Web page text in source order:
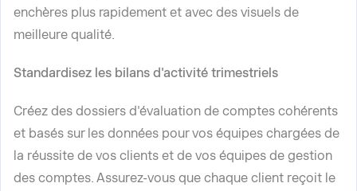
enchères plus rapidement et avec des visuels de
meilleure qualité.
Standardisez les bilans d'activité trimestriels
Créez des dossiers d'évaluation de comptes cohérents
et basés sur les données pour vos équipes chargées de
la réussite de vos clients et de vos équipes de gestion
des comptes. Assurez-vous que chaque client reçoit le